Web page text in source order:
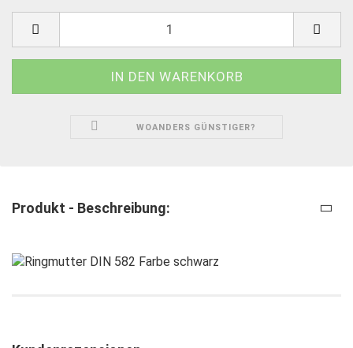
WOANDERS GÜNSTIGER?
Produkt - Beschreibung: